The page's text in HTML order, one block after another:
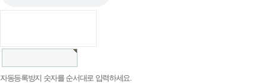
자동등록방지 숫자를 순서대로 입력하세요.